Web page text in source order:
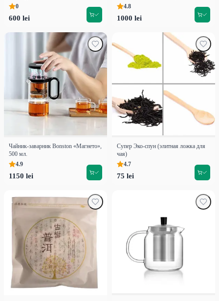
0
600 lei
4.8
1000 lei
Чайник-заварник Bonston «Магнето»,
500 мл.
4.9
1150 lei
Супер Эко-спун (элитная ложка для
чая)
4.7
75 lei